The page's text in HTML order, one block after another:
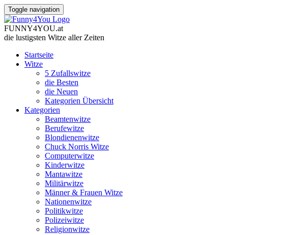
Toggle navigation
FUNNY4YOU.at
die lustigsten Witze aller Zeiten
Startseite
Witze
5 Zufallswitze
die Besten
die Neuen
Kategorien Übersicht
Kategorien
Beamtenwitze
Berufewitze
Blondienenwitze
Chuck Norris Witze
Computerwitze
Kinderwitze
Mantawitze
Militärwitze
Männer & Frauen Witze
Nationenwitze
Politikwitze
Polizeiwitze
Religionwitze